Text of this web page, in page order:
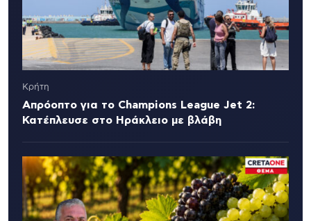
Κρήτη
Απρόοπτο για το Champions League Jet 2:
Κατέπλευσε στο Ηράκλειο με βλάβη